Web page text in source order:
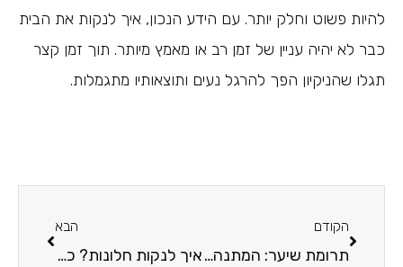
להיות פשוט וחלק יותר. עם הידע הנכון, איך לנקות את הבית
כבר לא יהיה עניין של זמן רב או מאמץ מיותר. תוך זמן קצר
תגלו שהניקיון הפך להרגל נעים ותוצאותיו מתגמלות.
הקודם
תרומת שיער: המתנה הכי יפה שאישה יכולה להעניק לאחרות
הבא
איך לנקות חלונות? כל מה שצריך לדעת לניקוי מקצועי